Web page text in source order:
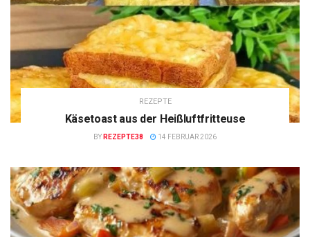
REZEPTE
Käsetoast aus der Heißluftfritteuse
BY REZEPTE38 14 FEBRUAR 2026